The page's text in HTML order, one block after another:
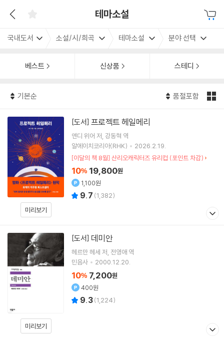
테마소설
국내도서 소설/시/희곡 테마소설 분야 선택
베스트 신상품 스테디
기본순 품절포함
미리보기
[도서] 프로젝트 헤일메리
앤디 위어 저 강동혁 역
알에이치코리아(RHK)
2026.2.19.
[이달의 책 8월] 산리오캐릭터즈 유리컵 (포인트 차감)
10% 19,800원
1,100원
9.7 (1,382)
미리보기
[도서] 데미안
헤르만 헤세 저 전영애 역
민음사
2000.12.20.
10% 7,200원
400원
9.3(1,224)